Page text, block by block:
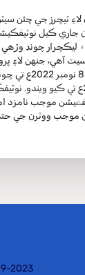
جاري ڪيل
ليڪچرار چونڊ
جنهن لاءِ
اميدوار کي
2023